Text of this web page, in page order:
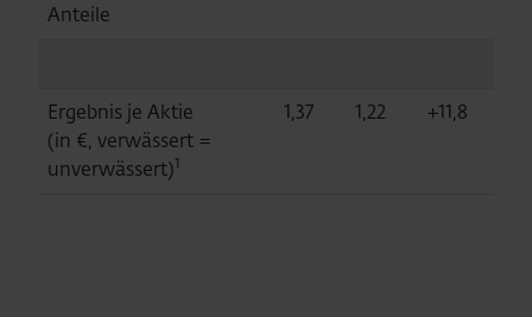
Anteile
Ergebnis je Aktie
(in €, verwässert =
unverwässert)1
1,37 1,22 +11,8